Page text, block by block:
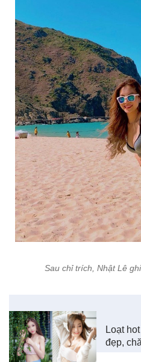
Sau chỉ trích, Nhật Lê
Loạt
đẹp,